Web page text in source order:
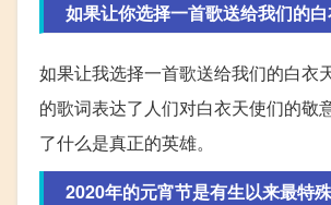
如果让你选择一首歌送给我们的
如果让我选择一首歌送给我们的白衣
的歌词表达了人们对白衣天使们的敬
了什么是真正的英雄。
2020年的元宵节是有生以来最特